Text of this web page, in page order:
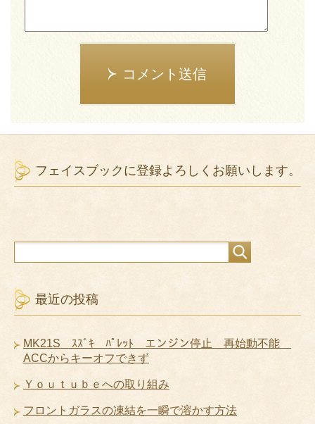
コメント送信
フェイスブックに登録よろしくお願いします。
最近の投稿
MK21S ｽｽﾞｷ ﾊﾟﾚｯﾄ エンジン停止 再始動不能
ACCからキーオフできず
Ｙｏｕｔｕｂｅへの取り組み
フロントガラスの凍結を一瞬で溶かす方法